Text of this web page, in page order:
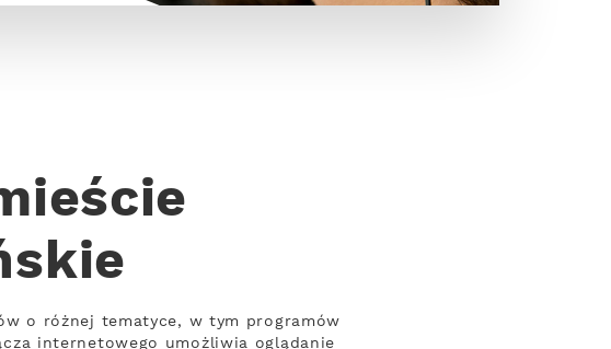
o różnej tematyce, w tym programów
internetowego umożliwia oglądanie